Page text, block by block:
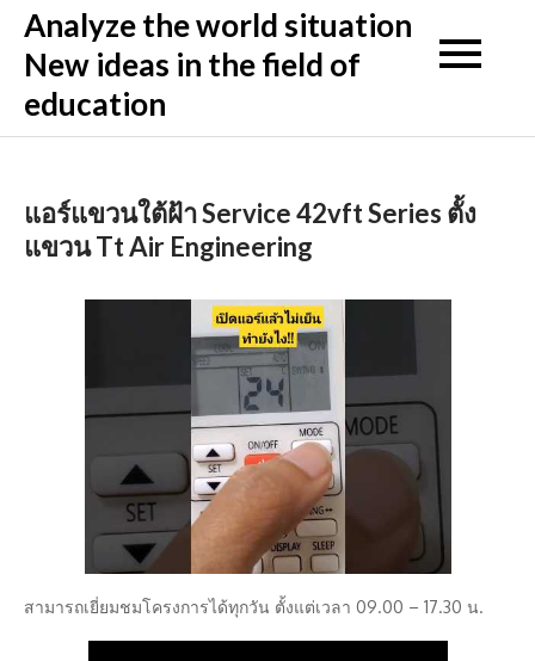
Skip
content
Analyze the world situation
New ideas in the field of
education
แอร์แขวนใต้ฝ้า Service 42vft Series ตั้ง
แขวน Tt Air Engineering
สามารถเยี่ยมชมโครงการได้ทุกวัน ตั้งแต่เวลา 09.00 – 17.30 น.